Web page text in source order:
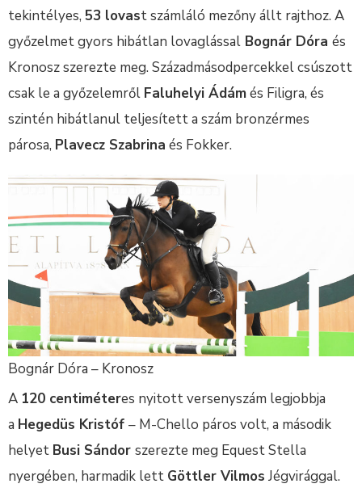
tekintélyes, 53 lovast számláló mezőny állt rajthoz. A
győzelmet gyors hibátlan lovaglással Bognár Dóra és
Kronosz szerezte meg. Századmásodpercekkel csúszott
csak le a győzelemről Faluhelyi Ádámés Filigra, és
szintén hibátlanul teljesített a szám bronzérmes
párosa, Plavecz Szabrina és Fokker.
Bognár Dóra – Kronosz
A 120 centiméteres nyitott versenyszám legjobbja
a Hegedüs Kristóf – M-Chello páros volt, a második
helyet Busi Sándor szerezte meg Equest Stella
nyergében, harmadik lett Göttler Vilmos Jégvirággal.